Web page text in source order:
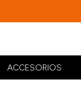
ACCESORIOS